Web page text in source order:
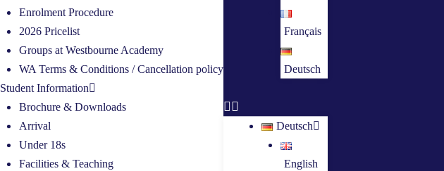
Enrolment Procedure
2026 Pricelist
Groups at Westbourne Academy
WA Terms & Conditions / Cancellation policy​
Student Information
Brochure & Downloads
Arrival
Under 18s
Facilities & Teaching
Français
Deutsch
Deutsch
English